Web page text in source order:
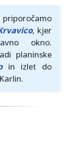
, kjer
okno.
planinske
in izlet do